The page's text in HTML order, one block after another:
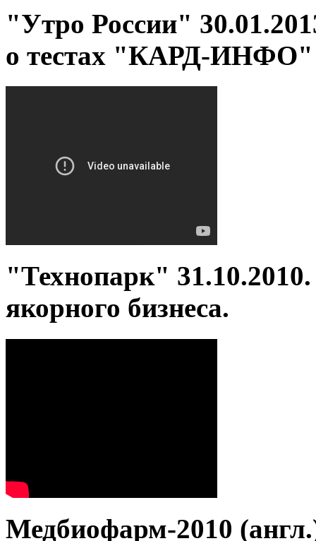
"Утро России"
о тестах "КАРД-ИНФО"
"Технопарк"
якорного бизнеса.
Медбиофарм-2010